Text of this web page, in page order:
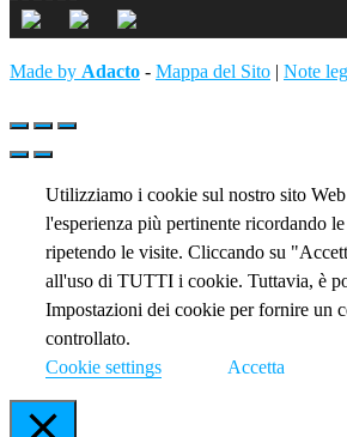
Made by Adacto - Mappa del Sito | Note
Utilizziamo i cookie sul nostro sito
l'esperienza più pertinente ricordando
ripetendo le visite. Cliccando su
all'uso di TUTTI i cookie. Tuttavia, è
Impostazioni dei cookie per fornire un
controllato.
Cookie settings
Accetta